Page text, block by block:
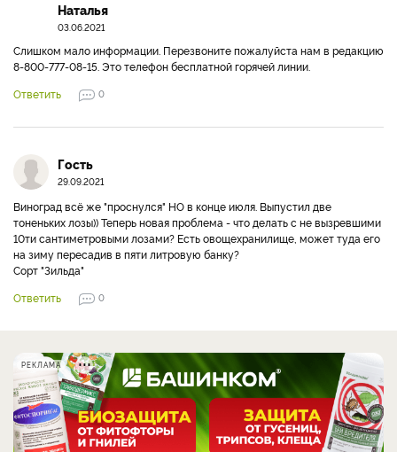
Наталья
03.06.2021
Слишком мало информации. Перезвоните пожалуйста нам в редакцию
8-800-777-08-15. Это телефон бесплатной горячей линии.
Ответить
0
Гость
29.09.2021
Виноград всё же "проснулся" НО в конце июля. Выпустил две
тоненьких лозы)) Теперь новая проблема - что делать с не вызревшими
10ти сантиметровыми лозами? Есть овощехранилище, может туда его
на зиму пересадив в пяти литровую банку?
Сорт "Зильда"
Ответить
0
РЕКЛАМА